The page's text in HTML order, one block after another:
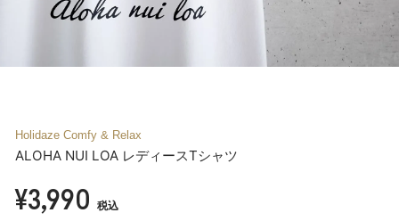
Holidaze Comfy & Relax
ALOHA NUI LOA レディースTシャツ
¥3,990 税込